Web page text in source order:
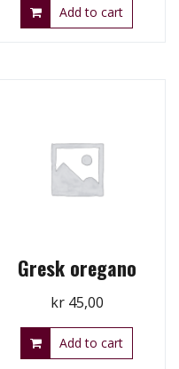
Add to cart
Gresk oregano
kr45,00
Add to cart